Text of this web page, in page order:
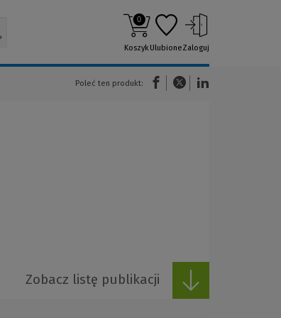
0
KoszykUlubioneZaloguj
Poleć ten produkt:
(Nowe okno)(Link do innej strony)
Zobacz listę publikacji